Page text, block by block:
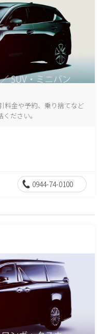
料金や予約、乗り捨てなど
ださい。
0944-74-0100